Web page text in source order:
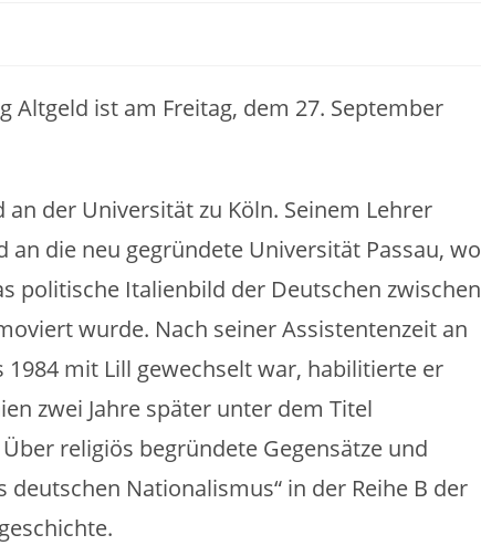
Altgeld ist am Freitag, dem 27. September
der Universität zu Köln. Seinem Lehrer
an die neu gegründete Universität Passau, wo
politische Italienbild der Deutschen zwischen
wurde. Nach seiner Assistentenzeit an
mit Lill gewechselt war, habilitierte er
zwei Jahre später unter dem Titel
religiös begründete Gegensätze und
Nationalismus“ in der Reihe B der